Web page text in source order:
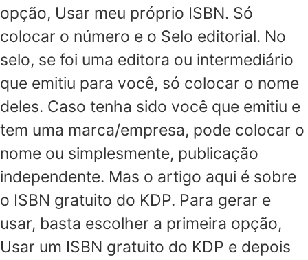
opção, Usar meu próprio ISBN. Só
colocar o número e o Selo editorial. No
selo, se foi uma editora ou intermediário
que emitiu para você, só colocar o nome
deles. Caso tenha sido você que emitiu e
tem uma marca/empresa, pode colocar o
nome ou simplesmente, publicação
independente. Mas o artigo aqui é sobre
o ISBN gratuito do KDP. Para gerar e
usar, basta escolher a primeira opção,
Usar um ISBN gratuito do KDP e depois